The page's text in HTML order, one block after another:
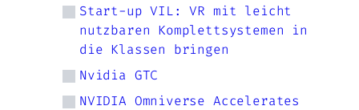
Start-up VIL: VR mit leicht
nutzbaren Komplettsystemen in
die Klassen bringen
Nvidia GTC
NVIDIA Omniverse Accelerates